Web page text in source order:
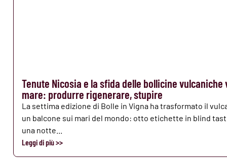
Tenute Nicosia e la sfida delle bollicine vulcaniche
mare: produrre rigenerare, stupire
La settima edizione di Bolle in Vigna ha trasformato il
un balcone sui mari del mondo: otto etichette in blind
una notte...
Leggi di più >>